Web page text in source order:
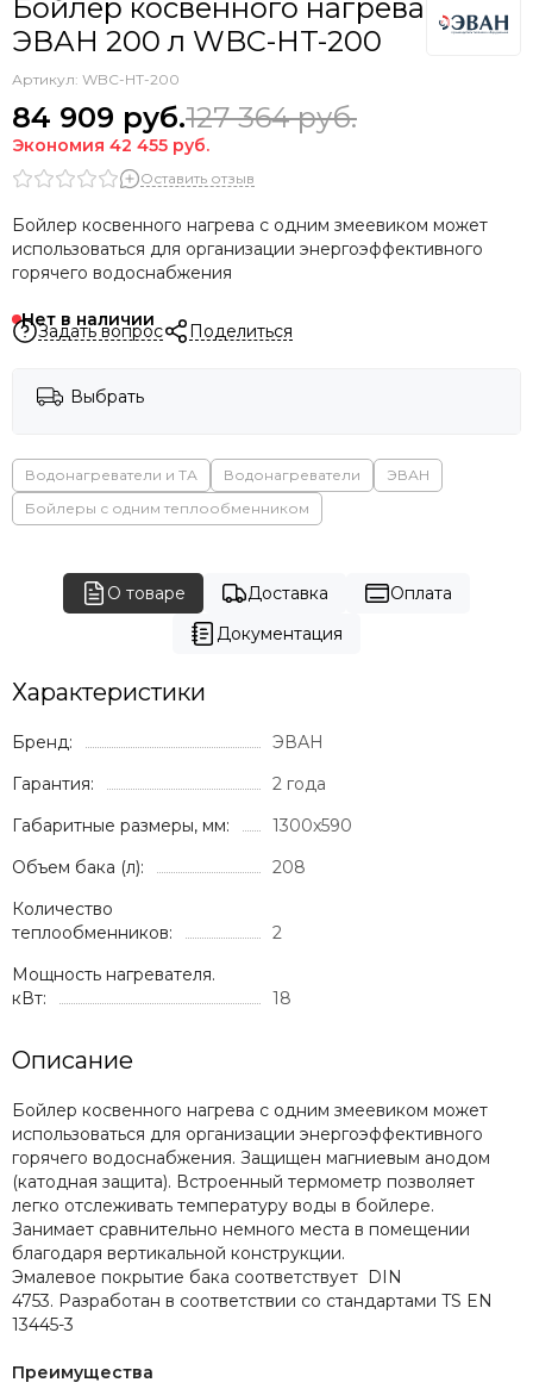
Бойлер косвенного нагрева
ЭВАН 200 л WBС-HT-200
Артикул: WBС-HT-200
84 909 руб.127 364руб.
Экономия 42 455 руб.
Оставить отзыв
Бойлер косвенного нагрева с одним змеевиком может
использоваться для организации энергоэффективного
горячего водоснабжения
Нет в наличии
Задать вопрос Поделиться
Выбрать
Водонагреватели и ТА Водонагреватели
ЭВАН
Бойлеры с одним теплообменником
О товаре Доставка
Оплата
Документация
Характеристики
Бренд:
ЭВАН
Гарантия:
2 года
Габаритные размеры, мм:
1300x590
Объем бака (л):
208
Количество
теплообменников:
2
Мощность нагревателя.
кВт:
18
Описание
Бойлер косвенного нагрева с одним змеевиком может
использоваться для организации энергоэффективного
горячего водоснабжения. Защищен магниевым анодом
(катодная защита). Встроенный термометр позволяет
легко отслеживать температуру воды в бойлере.
Занимает сравнительно немного места в помещении
благодаря вертикальной конструкции.
Эмалевое покрытие бака соответствует DIN
4753. Разработан в соответствии со стандартами TS EN
13445-3
Преимущества